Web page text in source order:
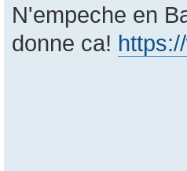
N'empeche en
donne ca!